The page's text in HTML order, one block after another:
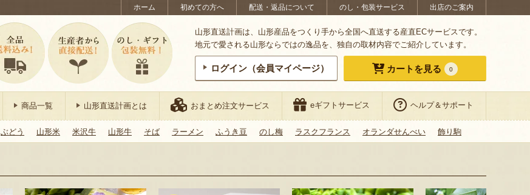
ホーム 初めての方へ 配送・返品について のし・包装サービス 出店のご案内
山形直送計画は、山形産品をつくり手から全国へ直送する産直ECサービスです。
地元で愛される山形ならではの逸品を、独自の取材内容でご紹介しています。
ログイン（会員マイページ） カートを見る 0
商品一覧 山形直送計画とは おまとめ注文サービス eギフトサービス ヘルプ＆サポート
ぶどう 山形米 米沢牛 山形牛 そば ラーメン ふうき豆 のし梅 ラスクフランス オランダせんべい 飾り駒